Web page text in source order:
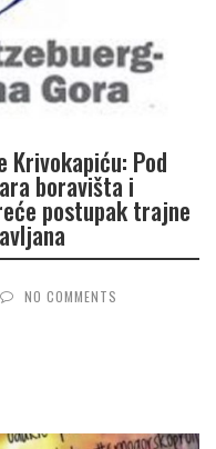
Krivokapiću: Pod
boravišta i
postupak trajne
NO COMMENTS